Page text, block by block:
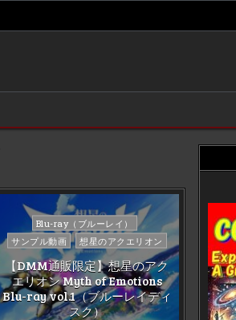
Posted
in
Blu-ray（ブルーレイ）
サンプル動画
想星のアクエリオン
【DMM通販限定】想星のアク
エリオン Myth of Emotions
Blu-ray vol.1（ブルーレイディ
スク）